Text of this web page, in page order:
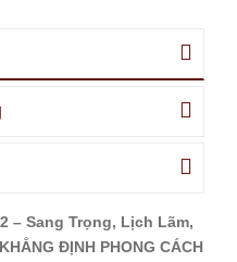
– Sang Trọng, Lịch Lãm,
ĐỊNH PHONG CÁCH